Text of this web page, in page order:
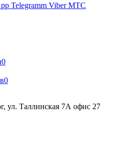
Telegramm Viber МТС
0
0
ул. Таллинская 7А офис 27